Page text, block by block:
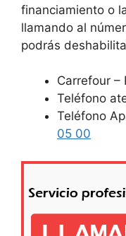
financiamiento o
llamando al
podrás
Carrefour –
Teléfono
Teléfono
05 00